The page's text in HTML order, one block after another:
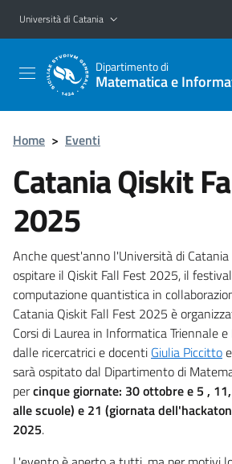
Vai al contenuto principale
Vai al menu di navigazione
Università di Catania
Dipartimento di
Matematica e
Home > Eventi
Catania Qiskit
2025
Anche quest'anno l'Università di
ospitare il Qiskit Fall Fest 2025, il
computazione quantistica in
Catania Qiskit Fall Fest 2025 è
Corsi di Laurea in Informatica Triennale
dalle ricercatrici e docenti Giulia Piccittoe
sarà ospitato dal Dipartimento di
percinque giornate: 30 ottobre e 5 ,
alle scuole) e 21 (giornata
2025.